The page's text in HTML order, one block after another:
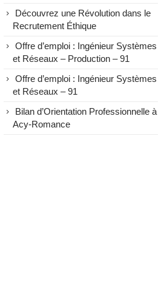
Découvrez une Révolution dans le
Recrutement Éthique
Offre d’emploi : Ingénieur Systèmes
et Réseaux – Production – 91
Offre d’emploi : Ingénieur Systèmes
et Réseaux – 91
Bilan d’Orientation Professionnelle à
Acy-Romance